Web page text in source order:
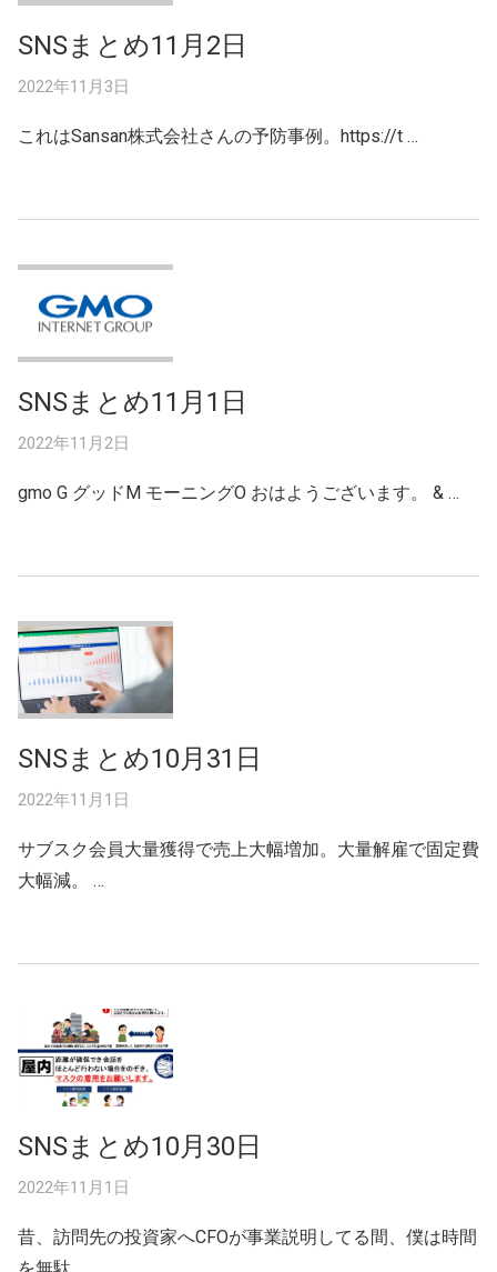
SNSまとめ11月2日
2022年11月3日
これはSansan株式会社さんの予防事例。https://t …
SNSまとめ11月1日
2022年11月2日
gmo G グッドM モーニングO おはようございます。 & …
SNSまとめ10月31日
2022年11月1日
サブスク会員大量獲得で売上大幅増加。大量解雇で固定費
大幅減。 …
SNSまとめ10月30日
2022年11月1日
昔、訪問先の投資家へCFOが事業説明してる間、僕は時間